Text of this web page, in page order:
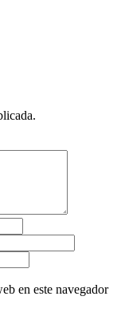
en este navegador